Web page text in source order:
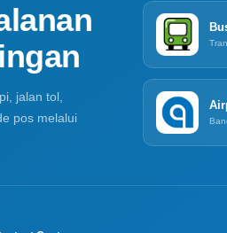
jalan tol,
pos melalui